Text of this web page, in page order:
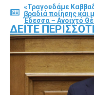
«Τραγουδάμε
βραδιά ποίησης και
Έδεσσα – Ανοιχτό
ΔΕΊΤΕ